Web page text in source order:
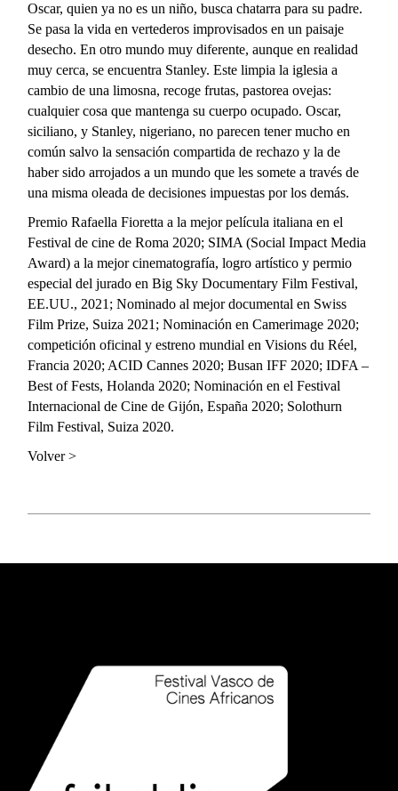
Oscar, quien ya no es un niño, busca chatarra para su padre.
Se pasa la vida en vertederos improvisados en un paisaje
desecho. En otro mundo muy diferente, aunque en realidad
muy cerca, se encuentra Stanley. Este limpia la iglesia a
cambio de una limosna, recoge frutas, pastorea ovejas:
cualquier cosa que mantenga su cuerpo ocupado. Oscar,
siciliano, y Stanley, nigeriano, no parecen tener mucho en
común salvo la sensación compartida de rechazo y la de
haber sido arrojados a un mundo que les somete a través de
una misma oleada de decisiones impuestas por los demás.
Premio Rafaella Fioretta a la mejor película italiana en el
Festival de cine de Roma 2020; SIMA (Social Impact Media
Award) a la mejor cinematografía, logro artístico y permio
especial del jurado en Big Sky Documentary Film Festival,
EE.UU., 2021; Nominado al mejor documental en Swiss
Film Prize, Suiza 2021; Nominación en Camerimage 2020;
competición oficinal y estreno mundial en Visions du Réel,
Francia 2020; ACID Cannes 2020; Busan IFF 2020; IDFA –
Best of Fests, Holanda 2020; Nominación en el Festival
Internacional de Cine de Gijón, España 2020; Solothurn
Film Festival, Suiza 2020.
Volver >